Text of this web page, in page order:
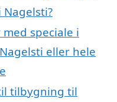
speciale i
eller hele
tilbygning til